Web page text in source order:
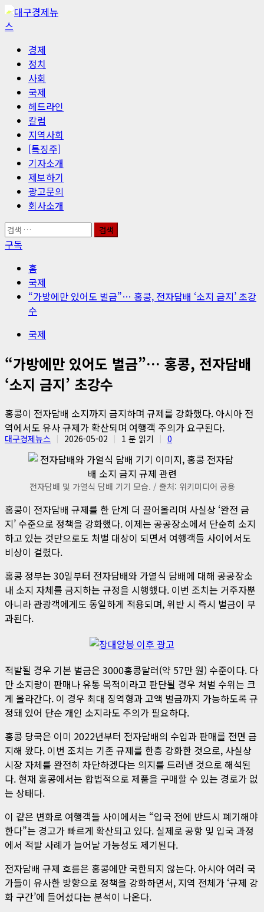
콘
텐
경제
정치
사회
국제
헤드라인
칼럼
지역사회
[특징주]
기자소개
제보하기
광고문의
회사소개
검
색:
구독
홈
국제
“가방에만 있어도 벌금”… 홍콩, 전자담배 ‘소지 금지’ 초강
수
국제
“가방에만 있어도 벌금”… 홍콩, 전자담배
‘소지 금지’ 초강수
홍콩이 전자담배 소지까지 금지하며 규제를 강화했다. 아시아 전
역에서도 유사 규제가 확산되며 여행객 주의가 요구된다.
대구경제뉴스 2026-05-02 1 분 읽기 0
전자담배 및 가열식 담배 기기 모습. / 출처: 위키미디어 공용
홍콩이 전자담배 규제를 한 단계 더 끌어올리며 사실상 ‘완전 금
지’ 수준으로 정책을 강화했다. 이제는 공공장소에서 단순히 소지
하고 있는 것만으로도 처벌 대상이 되면서 여행객들 사이에서도
비상이 걸렸다.
홍콩 정부는 30일부터 전자담배와 가열식 담배에 대해 공공장소
내 소지 자체를 금지하는 규정을 시행했다. 이번 조치는 거주자뿐
아니라 관광객에게도 동일하게 적용되며, 위반 시 즉시 벌금이 부
과된다.
적발될 경우 기본 벌금은 3000홍콩달러(약 57만 원) 수준이다. 다
만 소지량이 판매나 유통 목적이라고 판단될 경우 처벌 수위는 크
게 올라간다. 이 경우 최대 징역형과 고액 벌금까지 가능하도록 규
정돼 있어 단순 개인 소지라도 주의가 필요하다.
홍콩 당국은 이미 2022년부터 전자담배의 수입과 판매를 전면 금
지해 왔다. 이번 조치는 기존 규제를 한층 강화한 것으로, 사실상
시장 자체를 완전히 차단하겠다는 의지를 드러낸 것으로 해석된
다. 현재 홍콩에서는 합법적으로 제품을 구매할 수 있는 경로가 없
는 상태다.
이 같은 변화로 여행객들 사이에서는 “입국 전에 반드시 폐기해야
한다”는 경고가 빠르게 확산되고 있다. 실제로 공항 및 입국 과정
에서 적발 사례가 늘어날 가능성도 제기된다.
전자담배 규제 흐름은 홍콩에만 국한되지 않는다. 아시아 여러 국
가들이 유사한 방향으로 정책을 강화하면서, 지역 전체가 ‘규제 강
화 구간’에 들어섰다는 분석이 나온다.